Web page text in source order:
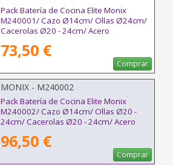
Pack Batería de Cocina Elite Monix
M240001/ Cazo Ø14cm/ Ollas Ø24cm/
Cacerolas Ø20 - 24cm/ Acero
73,50 €
Comprar
MONIX - M240002
Pack Batería de Cocina Elite Monix
M240002/ Cazo Ø14cm/ Ollas Ø20 -
24cm/ Cacerolas Ø20 - 24cm/ Acero
96,50 €
Comprar